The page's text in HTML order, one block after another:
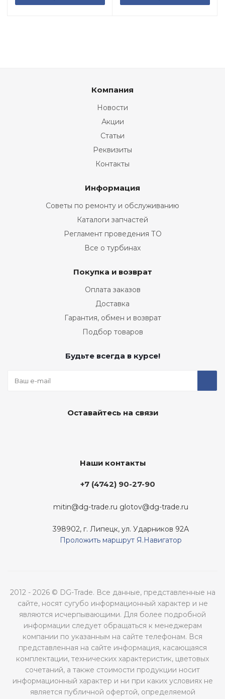
Компания
Новости
Акции
Статьи
Реквизиты
Контакты
Информация
Советы по ремонту и обслуживанию
Каталоги запчастей
Регламент проведения ТО
Все о турбинах
Покупка и возврат
Оплата заказов
Доставка
Гарантия, обмен и возврат
Подбор товаров
Будьте всегда в курсе!
Оставайтесь на связи
Наши контакты
+7 (4742) 90-27-90
mitin@dg-trade.ru glotov@dg-trade.ru
398902, г. Липецк, ул. Ударников 92А
Проложить маршрут Я.Навигатор
2012 - 2026 © DG-Trade. Все данные, представленные на
сайте, носят сугубо информационный характер и не
являются исчерпывающими. Для более подробной
информации следует обращаться к менеджерам
компании по указанным на сайте телефонам. Вся
представленная на сайте информация, касающаяся
комплектации, технических характеристик, цветовых
сочетаний, а также стоимости продукции носит
информационный характер и ни при каких условиях не
является публичной офертой, определяемой